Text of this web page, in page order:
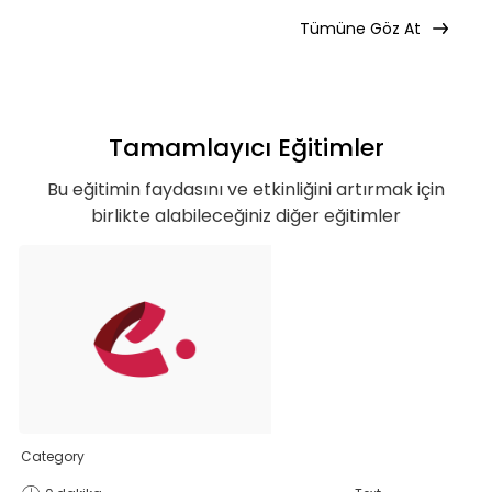
Tümüne Göz At
Tamamlayıcı Eğitimler
Bu eğitimin faydasını ve etkinliğini artırmak için
birlikte alabileceğiniz diğer eğitimler
Category
avantajlı bir şekilde erişebilirsin.
Basic
kapsar.